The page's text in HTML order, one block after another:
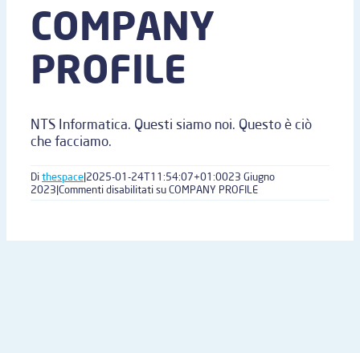
COMPANY
PROFILE
NTS Informatica. Questi siamo noi. Questo è ciò
che facciamo.
Dithespace|2025-01-24T11:54:07+01:0023 Giugno
2023|Commenti disabilitatisu COMPANY PROFILE